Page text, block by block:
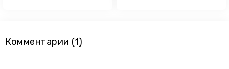
Комментарии (1)